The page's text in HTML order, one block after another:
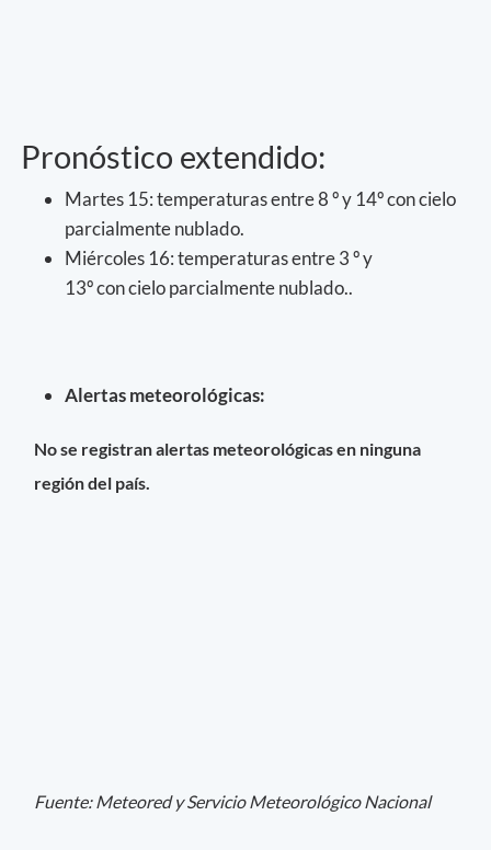
Pronóstico extendido:
Martes 15: temperaturas entre 8 º y 14º con cielo
parcialmente nublado.
Miércoles 16: temperaturas entre 3 º y
13º con cielo parcialmente nublado..
Alertas meteorológicas:
No se registran alertas meteorológicas en ninguna
región del país.
Fuente: Meteored y Servicio Meteorológico Nacional